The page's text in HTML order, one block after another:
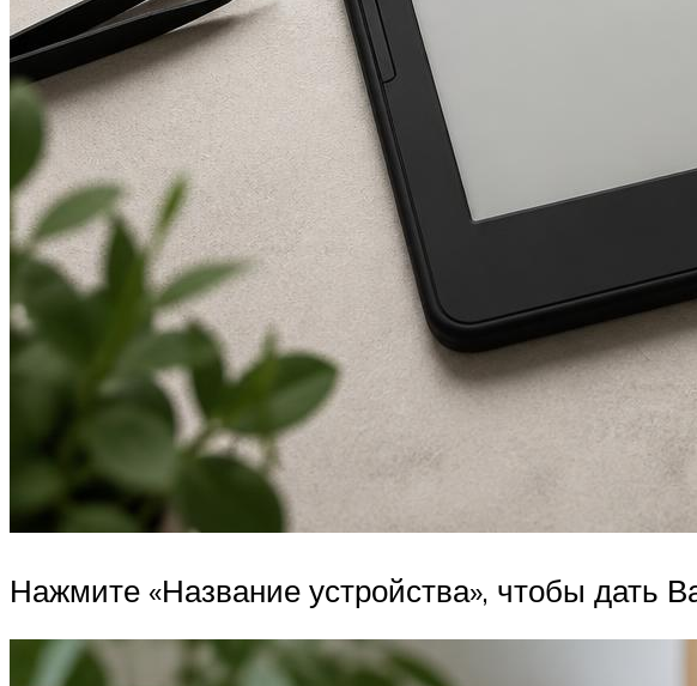
Нажмите «Название устройства», чтобы дать